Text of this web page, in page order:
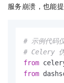
服务崩溃，也能
# 示例代码
# Celery 伪
from
from